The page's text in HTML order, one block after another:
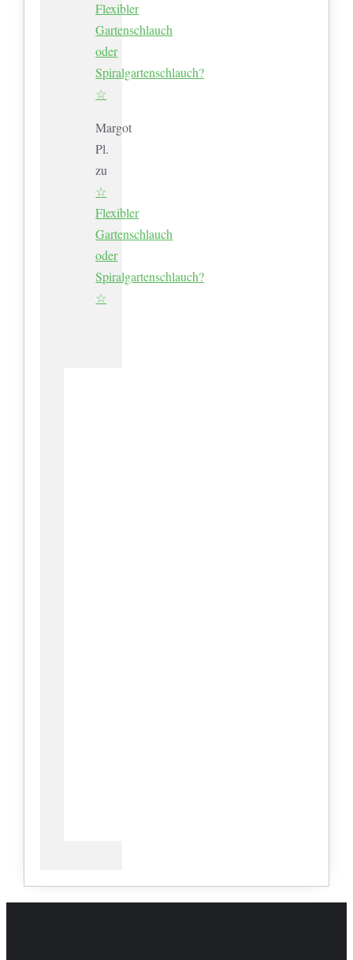
Flexibler
Gartenschlauch
oder
Spiralgartenschlauch?
☆
Margot
Pl.
zu
☆
Flexibler
Gartenschlauch
oder
Spiralgartenschlauch?
☆